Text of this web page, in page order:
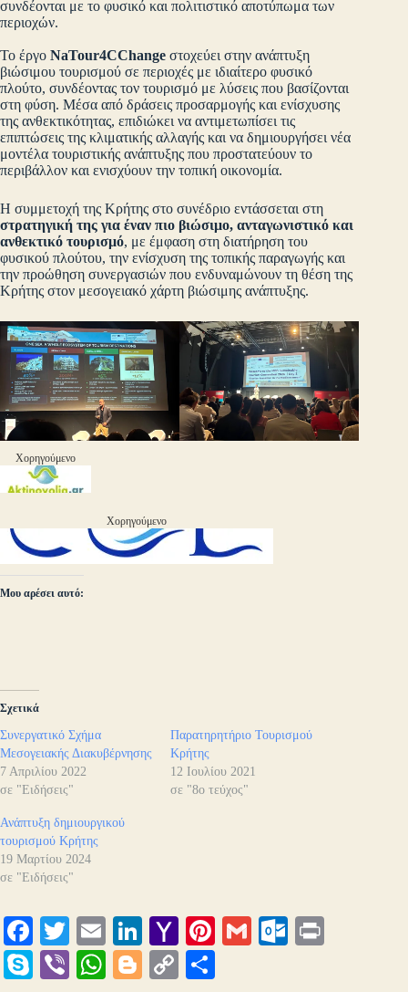
συνδέονται με το φυσικό και πολιτιστικό αποτύπωμα των
περιοχών.
Το έργο NaTour4CChange στοχεύει στην ανάπτυξη
βιώσιμου τουρισμού σε περιοχές με ιδιαίτερο φυσικό
πλούτο, συνδέοντας τον τουρισμό με λύσεις που βασίζονται
στη φύση. Μέσα από δράσεις προσαρμογής και ενίσχυσης
της ανθεκτικότητας, επιδιώκει να αντιμετωπίσει τις
επιπτώσεις της κλιματικής αλλαγής και να δημιουργήσει νέα
μοντέλα τουριστικής ανάπτυξης που προστατεύουν το
περιβάλλον και ενισχύουν την τοπική οικονομία.
Η συμμετοχή της Κρήτης στο συνέδριο εντάσσεται στη
στρατηγική της για έναν πιο βιώσιμο, ανταγωνιστικό και
ανθεκτικό τουρισμό, με έμφαση στη διατήρηση του
φυσικού πλούτου, την ενίσχυση της τοπικής παραγωγής και
την προώθηση συνεργασιών που ενδυναμώνουν τη θέση της
Κρήτης στον μεσογειακό χάρτη βιώσιμης ανάπτυξης.
Χορηγούμενο
Χορηγούμενο
Μου αρέσει αυτό:
Σχετικά
Συνεργατικό Σχήμα
Μεσογειακής Διακυβέρνησης
7 Απριλίου 2022
σε "Ειδήσεις"
Παρατηρητήριο Τουρισμού
Κρήτης
12 Ιουλίου 2021
σε "8ο τεύχος"
Ανάπτυξη δημιουργικού
τουρισμού Κρήτης
19 Μαρτίου 2024
σε "Ειδήσεις"
Fa
ce
T
wi
E
m
Li
nk
Y
ah
Pi
G
O
S
Vi
W
Bl
C